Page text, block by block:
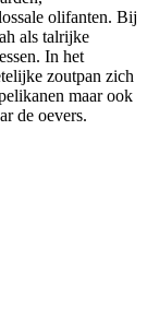
olifanten. Bij
als talrijke
In het
zoutpan zich
maar ook
de oevers.